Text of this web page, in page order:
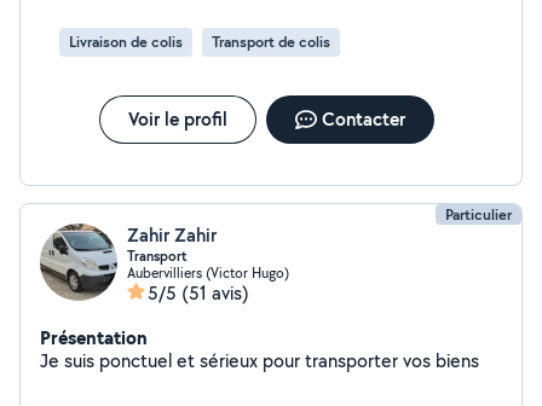
autour d'un verre après la tâche. merci Fabrice et bravo !
Livraison de colis Transport de colis
Voir le profil Contacter
Particulier
Zahir Zahir
Transport
Aubervilliers (Victor Hugo)
5/5 (51 avis)
Présentation
Je suis ponctuel et sérieux pour transporter vos biens